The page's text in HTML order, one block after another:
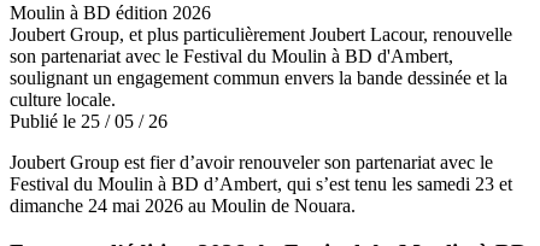
Moulin à BD édition 2026
Joubert Group, et plus particulièrement Joubert Lacour, renouvelle
son partenariat avec le Festival du Moulin à BD d'Ambert,
soulignant un engagement commun envers la bande dessinée et la
culture locale.
Publié le 25 /05 / 26
Joubert Group est fier d’avoir renouveler son partenariat avec le
Festival du Moulin à BD d’Ambert, qui s’est tenu les samedi 23 et
dimanche 24 mai 2026 au Moulin de Nouara.